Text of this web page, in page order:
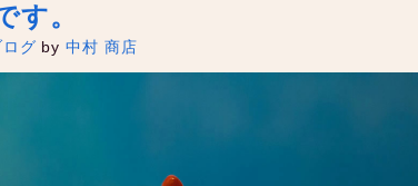
す。
ログ by中村 商店